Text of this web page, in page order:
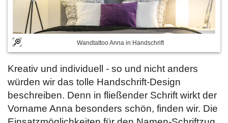
Wandtattoo Anna in Handschrift
Kreativ und individuell - so und nicht anders
würden wir das tolle Handschrift-Design
beschreiben. Denn in fließender Schrift wirkt der
Vorname Anna besonders schön, finden wir. Die